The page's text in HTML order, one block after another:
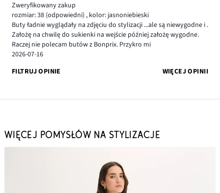
Zweryfikowany zakup
rozmiar: 38 (odpowiedni) , kolor: jasnoniebieski
Buty ładnie wyglądały na zdjęciu do stylizacji ...ale są niewygodne i .
Założę na chwilę do sukienki na wejście później założę wygodne.
Raczej nie polecam butów z Bonprix. Przykro mi
2026-07-16
FILTRUJ OPINIE
WIĘCEJ OPINII
WIĘCEJ POMYSŁÓW NA STYLIZACJE